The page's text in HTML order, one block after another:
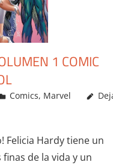
1 COMIC
Carlitox Banana
Comics, Marvel
Felicia Hardy tiene un
de la vida y un